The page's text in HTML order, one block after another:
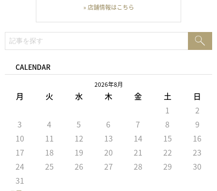
» 店舗情報はこちら
索:
CALENDAR
2026年8月
月 火 水 木 金 土 日
1
2
3
4 5 6 7 8
9
10
11 12 13 14 15
16
17
18 19 20 21 22
23
24
25 26 27 28 29
30
31